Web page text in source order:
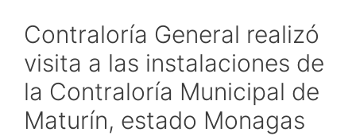
Contraloría General realizó
visita a las instalaciones de
la Contraloría Municipal de
Maturín, estado Monagas